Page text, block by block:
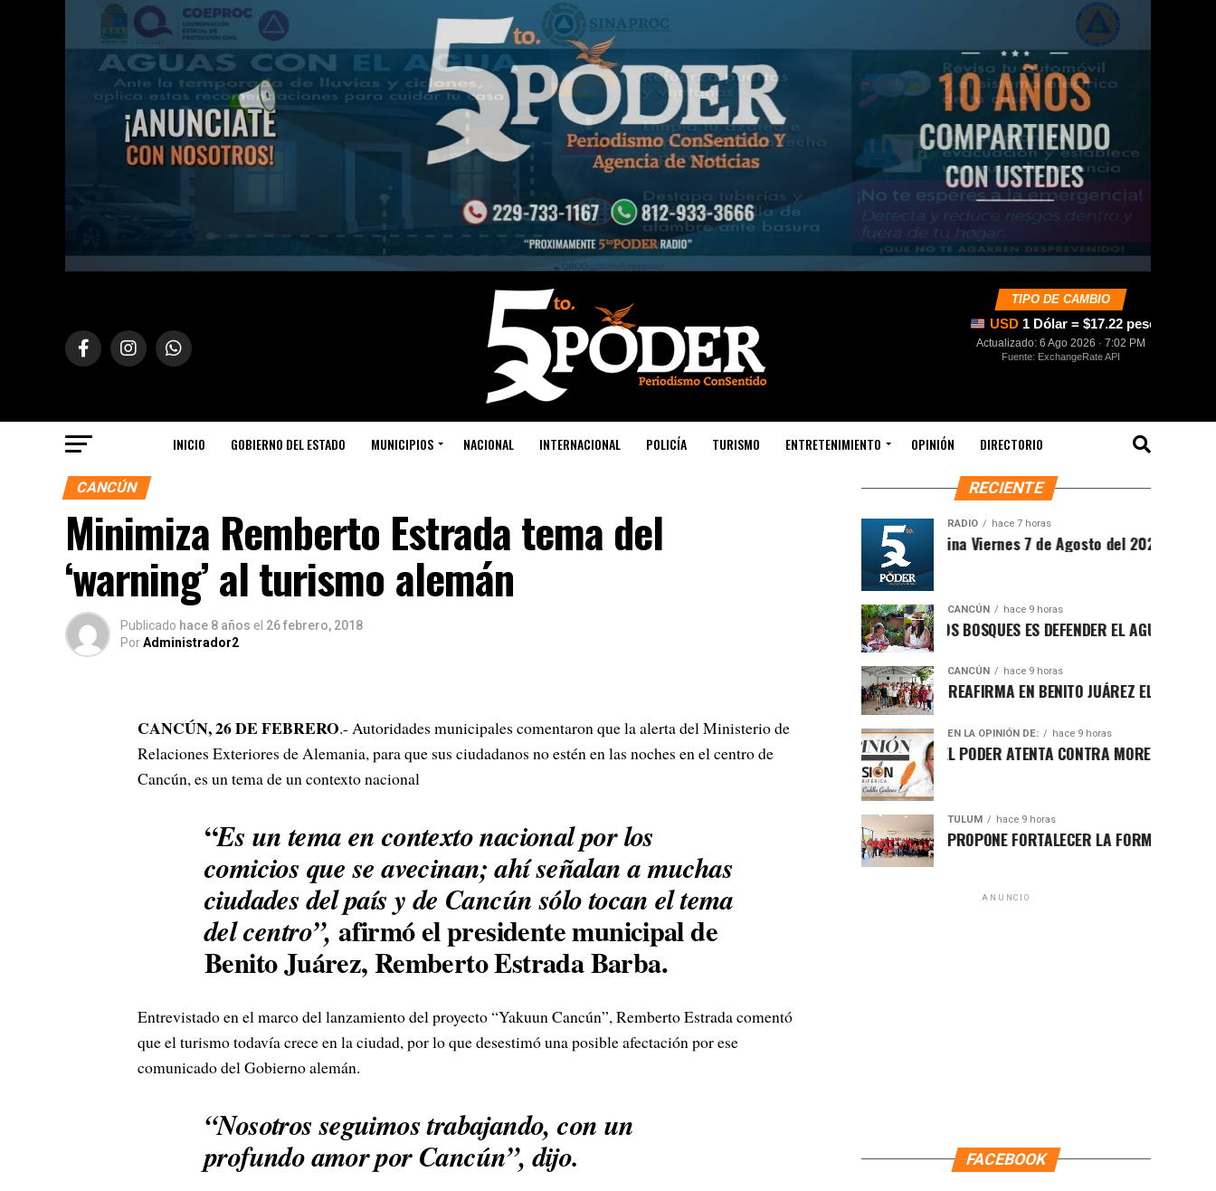
TIPO DE CAMBIO
USD 1 Dólar = $17.22 pesos
Actualizado: 6 Ago 2026 · 7:02 PM
Fuente: ExchangeRate API
INICIO GOBIERNO DEL ESTADO MUNICIPIOS NACIONAL INTERNACIONAL POLICÍA TURISMO ENTRETENIMIENTO OPINIÓN DIRECTORIO
CANCÚN
Minimiza Remberto Estrada tema del
‘warning’ al turismo alemán
Publicado hace 8 años el 26 febrero, 2018
PorAdministrador2
CANCÚN, 26 DE FEBRERO.- Autoridades municipales comentaron que la alerta del Ministerio de
Relaciones Exteriores de Alemania, para que sus ciudadanos no estén en las noches en el centro de
Cancún, es un tema de un contexto nacional
“Es un tema en contexto nacional por los
comicios que se avecinan; ahí señalan a muchas
ciudades del país y de Cancún sólo tocan el tema
del centro”, afirmó el presidente municipal de
Benito Juárez, Remberto Estrada Barba.
Entrevistado en el marco del lanzamiento del proyecto “Yakuun Cancún”, Remberto Estrada comentó
que el turismo todavía crece en la ciudad, por lo que desestimó una posible afectación por ese
comunicado del Gobierno alemán.
“Nosotros seguimos trabajando, con un
profundo amor por Cancún”, dijo.
RECIENTE
RADIO hace 7 horas
Sintesis Matutina Viernes 7 de Agosto del 2026
CANCÚN hace 9 horas
PROTEGER LOS BOSQUES ES DEFENDER EL AGUA Y EL
CANCÚN hace 9 horas
RAFA MARÍN REAFIRMA EN BENITO JUÁREZ EL LLAMADO A
EN LA OPINIÓN DE: hace 9 horas
LUCHA POR EL PODER ATENTA CONTRA MORENA EN Q.ROO
TULUM hace 9 horas
HUGO ALDAY PROPONE FORTALECER LA FORMACIÓN
ANUNCIO
FACEBOOK